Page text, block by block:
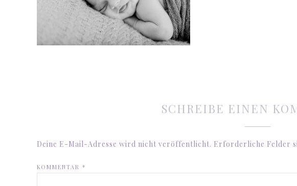
SCHREIBE EINEN
Deine E-Mail-Adresse wird nicht veröffentlicht. Erforderliche Felder
KOMMENTAR *